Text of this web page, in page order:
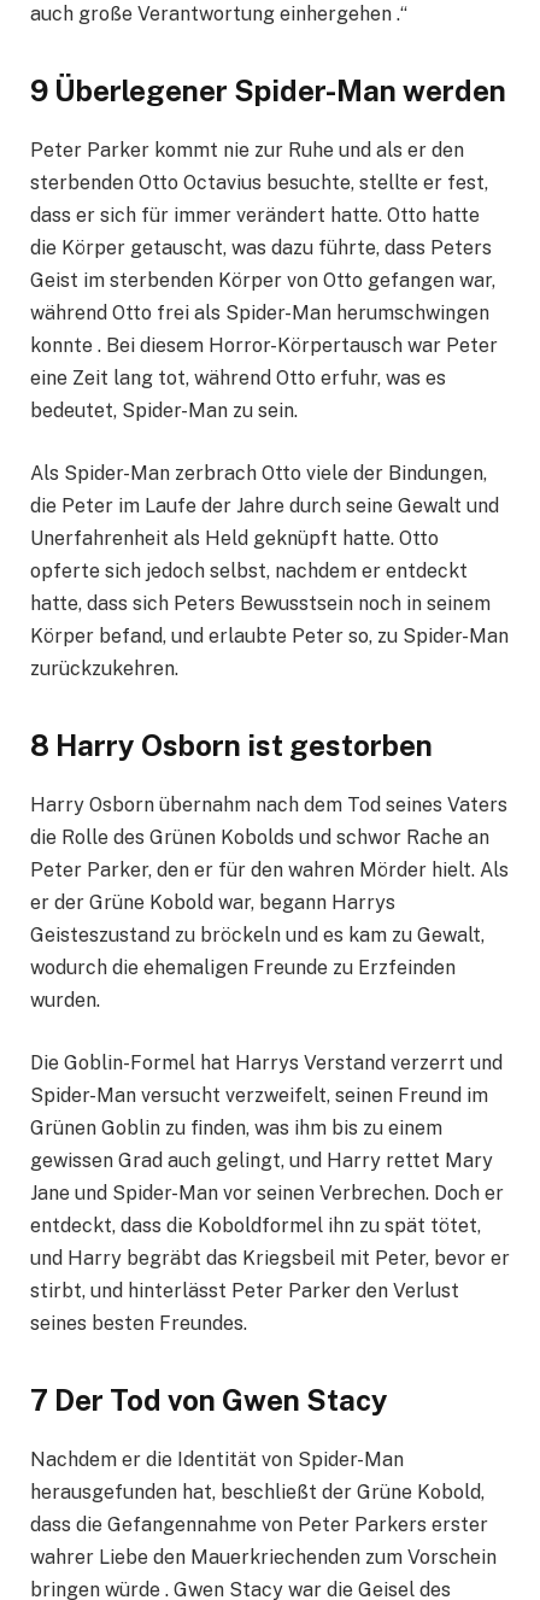
auch große Verantwortung einhergehen .“
9 Überlegener Spider-Man werden
Peter Parker kommt nie zur Ruhe und als er den
sterbenden Otto Octavius ​​besuchte, stellte er fest,
dass er sich für immer verändert hatte. Otto hatte
die Körper getauscht, was dazu führte, dass Peters
Geist im sterbenden Körper von Otto gefangen war,
während Otto frei als Spider-Man herumschwingen
konnte . Bei diesem Horror-Körpertausch war Peter
eine Zeit lang tot, während Otto erfuhr, was es
bedeutet, Spider-Man zu sein.
Als Spider-Man zerbrach Otto viele der Bindungen,
die Peter im Laufe der Jahre durch seine Gewalt und
Unerfahrenheit als Held geknüpft hatte. Otto
opferte sich jedoch selbst, nachdem er entdeckt
hatte, dass sich Peters Bewusstsein noch in seinem
Körper befand, und erlaubte Peter so, zu Spider-Man
zurückzukehren.
8 Harry Osborn ist gestorben
Harry Osborn übernahm nach dem Tod seines Vaters
die Rolle des Grünen Kobolds und schwor Rache an
Peter Parker, den er für den wahren Mörder hielt. Als
er der Grüne Kobold war, begann Harrys
Geisteszustand zu bröckeln und es kam zu Gewalt,
wodurch die ehemaligen Freunde zu Erzfeinden
wurden.
Die Goblin-Formel hat Harrys Verstand verzerrt und
Spider-Man versucht verzweifelt, seinen Freund im
Grünen Goblin zu finden, was ihm bis zu einem
gewissen Grad auch gelingt, und Harry rettet Mary
Jane und Spider-Man vor seinen Verbrechen. Doch er
entdeckt, dass die Koboldformel ihn zu spät tötet,
und Harry begräbt das Kriegsbeil mit Peter, bevor er
stirbt, und hinterlässt Peter Parker den Verlust
seines besten Freundes.
7 Der Tod von Gwen Stacy
Nachdem er die Identität von Spider-Man
herausgefunden hat, beschließt der Grüne Kobold,
dass die Gefangennahme von Peter Parkers erster
wahrer Liebe den Mauerkriechenden zum Vorschein
bringen würde . Gwen Stacy war die Geisel des